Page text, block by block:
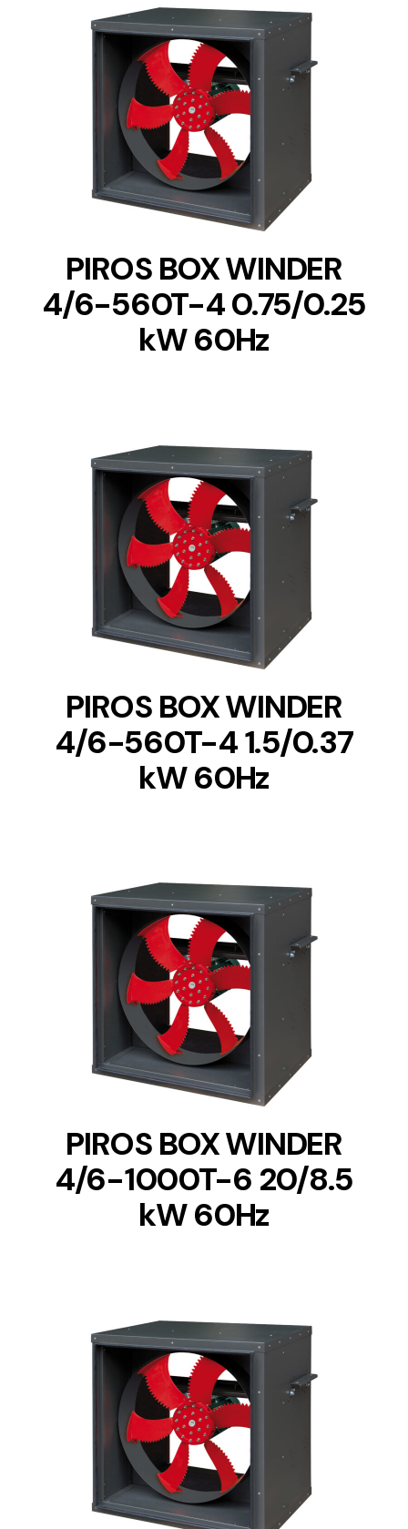
DETAILS
PIROS BOX WINDER
4/6-560T-4 0.75/0.25
kW 60Hz
DETAILS
PIROS BOX WINDER
4/6-560T-4 1.5/0.37
kW 60Hz
DETAILS
PIROS BOX WINDER
4/6-1000T-6 20/8.5
kW 60Hz
DETAILS